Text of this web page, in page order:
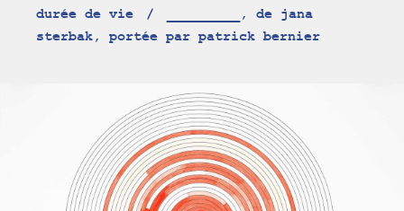
durée de vie
_________, de jana
sterbak, portée par patrick bernier